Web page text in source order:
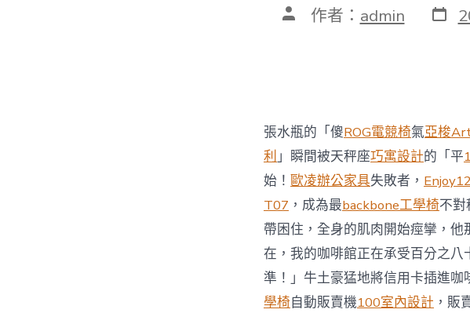
文 作者： admin 發
表
張水瓶的「傻ROG電競椅氣亞梭
利」瞬間被天秤座巧寓設計的「平
始！ 歐凌辦公家具失敗者，
T07 ，成為最backbone工學椅不
帶困住，全身的肌肉開始痙攣，他
在，我的咖啡館正在承受百分之八
準！」牛土豪猛地將信用卡插進咖
學椅自動販賣機100室內設計 ，販